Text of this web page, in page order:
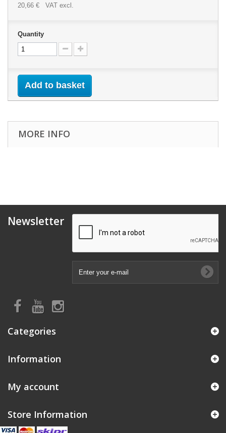
20,66 € VAT excl.
Quantity
Add to basket
MORE INFO
Newsletter
Categories
Information
My account
Store Information